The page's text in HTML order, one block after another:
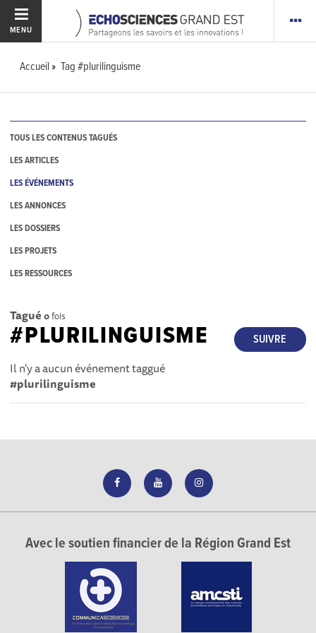
MENU
Accueil Tag #plurilinguisme
TOUS LES CONTENUS TAGUÉS
LES ARTICLES
LES ÉVÉNEMENTS
LES ANNONCES
LES DOSSIERS
LES PROJETS
LES RESSOURCES
Tagué 0fois
SUIVRE
#PLURILINGUISME
Il n'y a aucun événement taggué
#plurilinguisme
Avec le soutien financier de la Région Grand Est